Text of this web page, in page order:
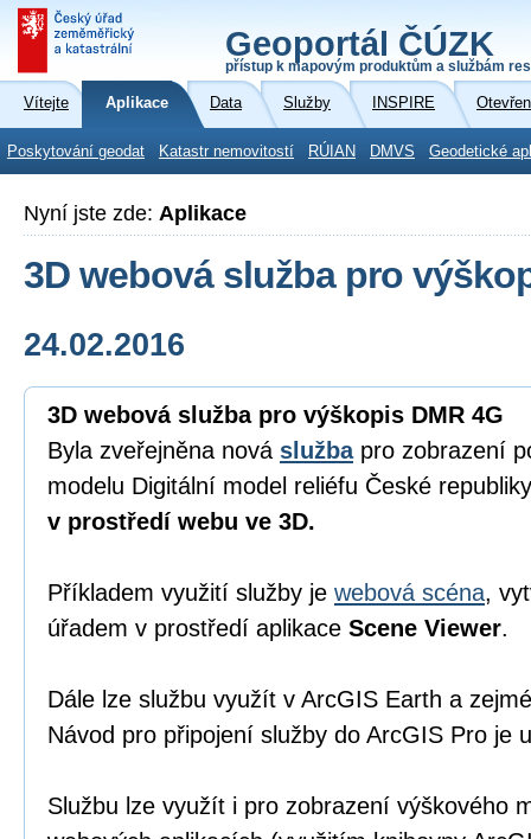
Geoportál ČÚZK
přístup k mapovým produktům a službám
Vítejte Aplikace Data Služby INSPIRE
Poskytování geodat Katastr nemovitostí RÚIAN DMVS Geodetické
Nyní jste zde: Aplikace
3D webová služba pro
24.02.2016
3D webová služba pro výškopis DMR 4G
Byla zveřejněna nová službapro zobrazení
modelu Digitální model reliéfu České
v prostředí webu ve 3D.
Příkladem využití služby je webová scéna,
úřadem v prostředí aplikace Scene Viewer.
Dále lze službu využít v ArcGIS Earth a
Návod pro připojení služby do ArcGIS Pro je
Službu lze využít i pro zobrazení výškového